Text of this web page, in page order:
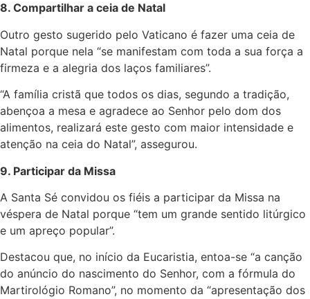
8. Compartilhar a ceia de Natal
Outro gesto sugerido pelo Vaticano é fazer uma ceia de
Natal porque nela “se manifestam com toda a sua força a
firmeza e a alegria dos laços familiares”.
“A família cristã que todos os dias, segundo a tradição,
abençoa a mesa e agradece ao Senhor pelo dom dos
alimentos, realizará este gesto com maior intensidade e
atenção na ceia do Natal”, assegurou.
9. Participar da Missa
A Santa Sé convidou os fiéis a participar da Missa na
véspera de Natal porque “tem um grande sentido litúrgico
e um apreço popular”.
Destacou que, no início da Eucaristia, entoa-se “a canção
do anúncio do nascimento do Senhor, com a fórmula do
Martirológio Romano”, no momento da “apresentação dos